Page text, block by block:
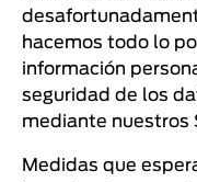
hacemos todo lo
información
seguridad de los
mediante nuestros
Medidas que